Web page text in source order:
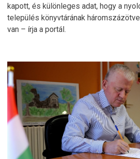
kapott, és különleges adat, hogy a
település könyvtárának
van – írja a portál.